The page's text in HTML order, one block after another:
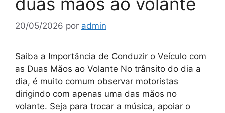
20/05/2026 por admin
Saiba a Importância de Conduzir o Veículo com
as Duas Mãos ao Volante No trânsito do dia a
dia, é muito comum observar motoristas
dirigindo com apenas uma das mãos no
volante. Seja para trocar a música, apoiar o